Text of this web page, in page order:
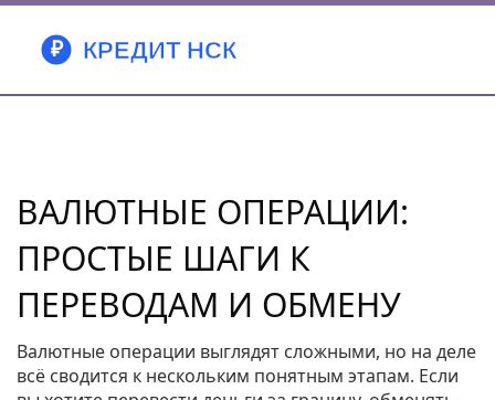
ВАЛЮТНЫЕ ОПЕРАЦИИ:
ПРОСТЫЕ ШАГИ К
ПЕРЕВОДАМ И ОБМЕНУ
Валютные операции выглядят сложными, но на деле
всё сводится к нескольким понятным этапам. Если